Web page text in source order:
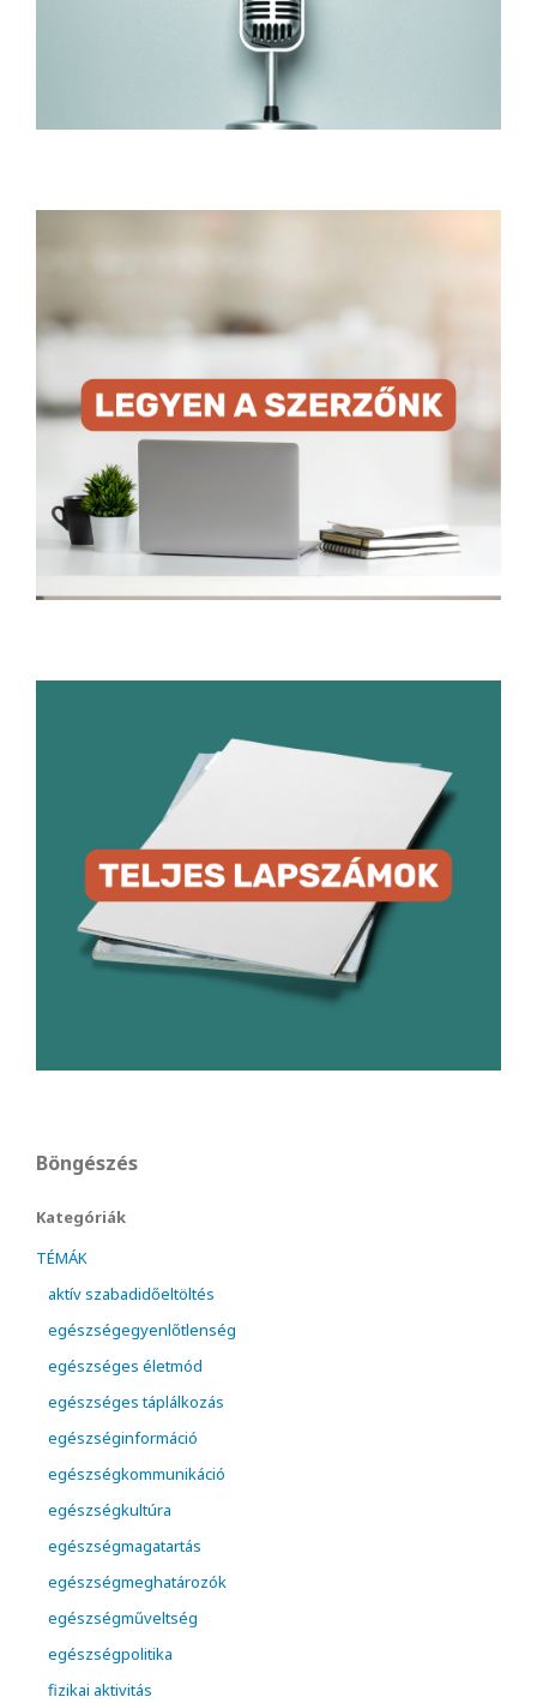
Böngészés
Kategóriák
TÉMÁK
aktív szabadidőeltöltés
egészségegyenlőtlenség
egészséges életmód
egészséges táplálkozás
egészséginformáció
egészségkommunikáció
egészségkultúra
egészségmagatartás
egészségmeghatározók
egészségműveltség
egészségpolitika
fizikai aktivitás